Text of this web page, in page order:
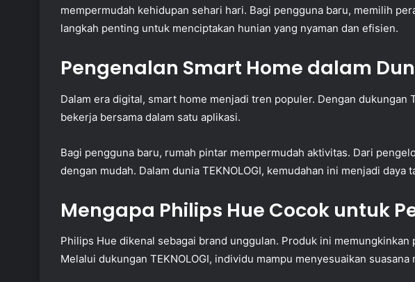
mempermudah kehidupan sehari hari. Bagi pengguna baru, memilih
langkah penting untuk menciptakan hunian yang nyaman dan efisien.
Pengenalan Smart Home dalam
Dalam era digital, smart home menjadi tren populer. Dengan dukungan
bekerja bersama dalam satu aplikasi.
Bagi pengguna baru, rumah pintar mempermudah aktivitas. Dari
dengan mudah. Dalam dunia TEKNOLOGI, kemudahan ini menjadi daya
Mengapa Philips Hue Cocok untuk
Philips Hue dikenal sebagai brand unggulan. Produk ini memungkinkan
Melalui dukungan TEKNOLOGI, individu mampu menyesuaikan